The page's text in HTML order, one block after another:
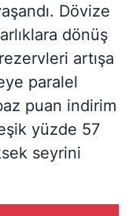
Dövize
dönüş
artışa
paralel
puan indirim
yüzde 57
seyrini